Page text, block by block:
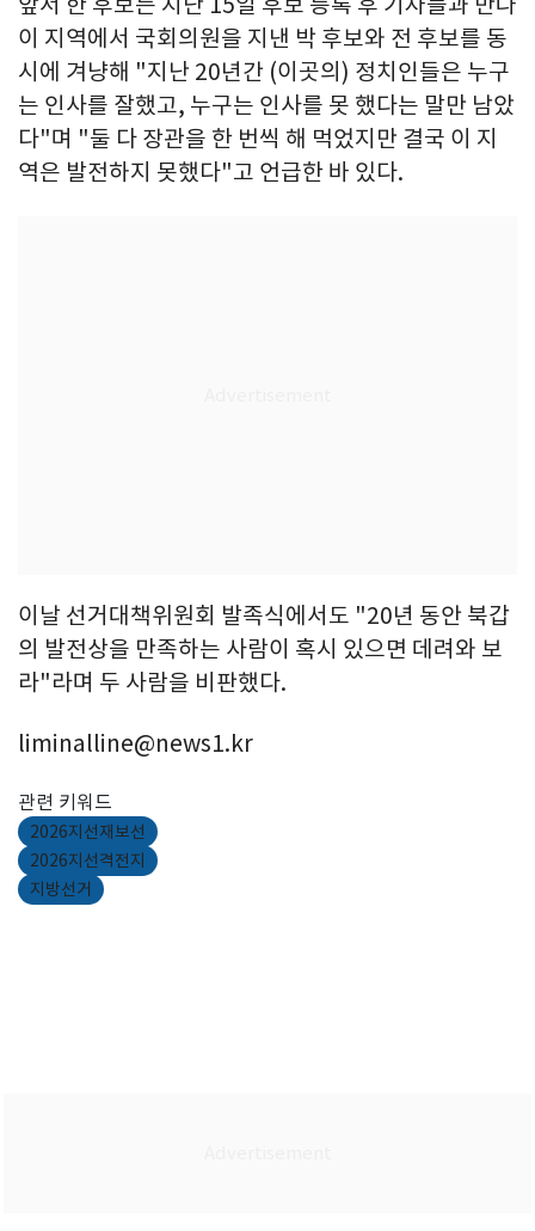
이 지역에서 국회의원을 지낸 박 후보와 전 후보를 동
시에 겨냥해 "지난 20년간 (이곳의) 정치인들은 누구
는 인사를 잘했고, 누구는 인사를 못 했다는 말만 남았
다"며 "둘 다 장관을 한 번씩 해 먹었지만 결국 이 지
역은 발전하지 못했다"고 언급한 바 있다.
이날 선거대책위원회 발족식에서도 "20년 동안 북갑
의 발전상을 만족하는 사람이 혹시 있으면 데려와 보
라"라며 두 사람을 비판했다.
liminalline@news1.kr
관련 키워드
2026지선재보선
2026지선격전지
지방선거